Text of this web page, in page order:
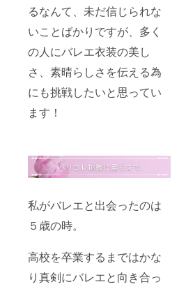
るなんて、未だ信じられな
いことばかりですが、多く
の人にバレエ衣装の美し
さ、素晴らしさを伝える為
にも挑戦したいと思ってい
ます！
私がバレエと出会ったのは
５歳の時。
高校を卒業するまではかな
り真剣にバレエと向き合っ